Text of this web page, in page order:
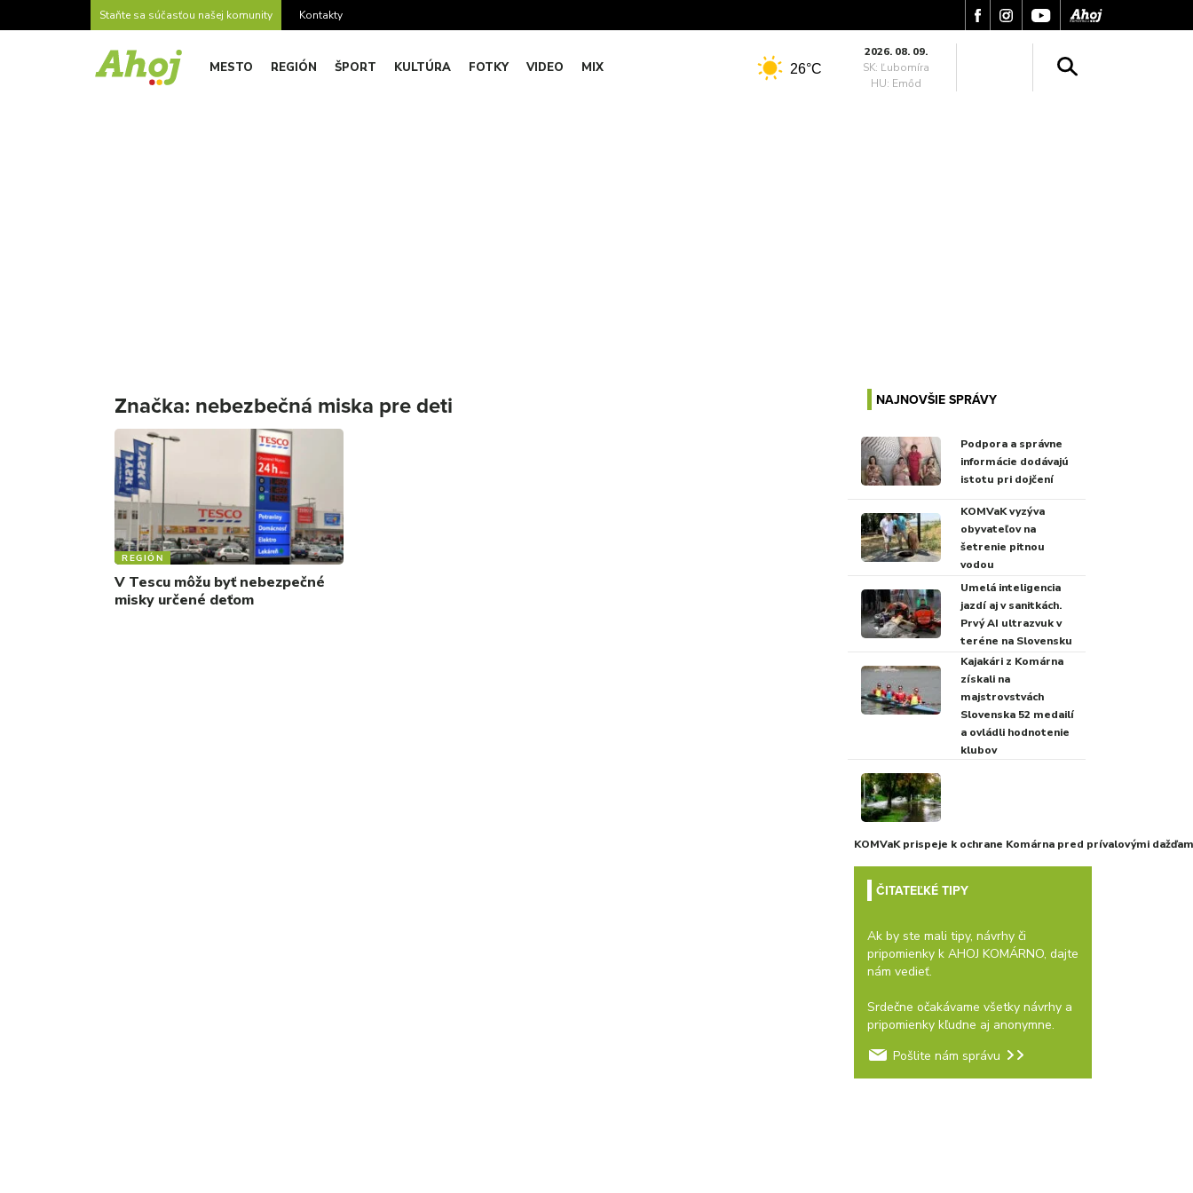
Staňte sa súčasťou našej komunity Kontakty
MESTO REGIÓN ŠPORT KULTÚRA FOTKY VIDEO MIX 26°C
2026. 08. 09.
SK: Ľubomíra
HU: Emőd
Značka: nebezbečná miska pre deti
REGIÓN
V Tescu môžu byť nebezpečné
misky určené deťom
NAJNOVŠIE SPRÁVY
Podpora a správne
informácie dodávajú
istotu pri dojčení
KOMVaK vyzýva
obyvateľov na
šetrenie pitnou
vodou
Umelá inteligencia
jazdí aj v sanitkách.
Prvý AI ultrazvuk v
teréne na Slovensku
Kajakári z Komárna
získali na
majstrovstvách
Slovenska 52 medailí
a ovládli hodnotenie
klubov
KOMVaK prispeje k ochrane Komárna pred prívalovými
ČITATEĽKÉ TIPY
Ak by ste mali tipy, návrhy či
pripomienky k AHOJ KOMÁRNO, dajte
nám vedieť.
Srdečne očakávame všetky návrhy a
pripomienky kľudne aj anonymne.
Pošlite nám správu